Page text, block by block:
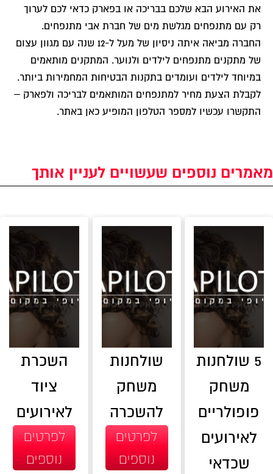
את האירוע הבא שלכם בבריכה או בפארק כדאי לכם לערוך
רק עם מתנפחים מגלשת מים של חברת אבי מתנפחים.
החברה מביאה איתה ניסיון של מעל ל-12 שנה עם מגוון עצום
של מתקנים מתנפחים לילדים ולנוער. המתקנים מותאמים
במיוחד לילדים ועומדים בתקנות הבטיחות המחמירות ביותר.
לקבלת הצעת מחיר למתנפחים המותאמים לבריכה ולפארק –
התקשרו עכשיו למספר הטלפון המופיע כאן באתר.
מאמרים נוספים שעשויים לעניין אותך
5 שולחנות
משחק
פופולריים
לאירועים
שכדאי
שולחנות
משחק
להשכרה
לפרטים
נוספים
השכרת
ציוד
לאירועים
לפרטים
נוספים